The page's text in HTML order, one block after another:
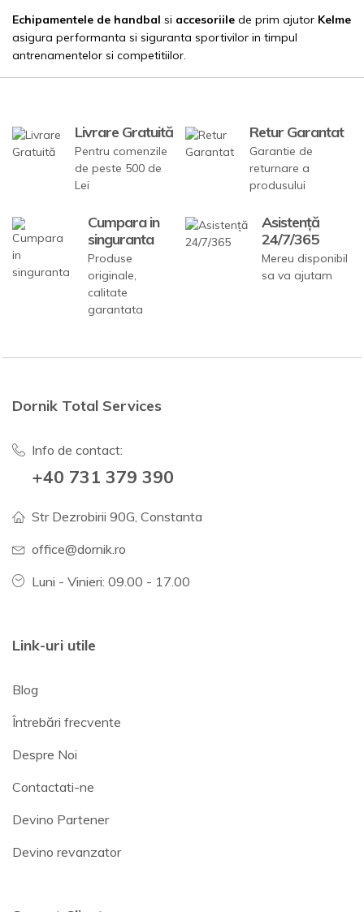
Echipamentele de handbal si accesoriile de prim ajutor Kelme
asigura performanta si siguranta sportivilor in timpul
antrenamentelor si competitiilor.
Livrare Gratuită
Pentru comenzile
de peste 500 de
Lei
Retur Garantat
Garantie de
returnare a
produsului
Cumpara in
singuranta
Produse
originale,
calitate
garantata
Asistență
24/7/365
Mereu disponibil
sa va ajutam
Dornik Total Services
Info de contact:
+40 731 379 390
Str Dezrobirii 90G, Constanta
office@dornik.ro
Luni - Vinieri: 09.00 - 17.00
Link-uri utile
Blog
Întrebări frecvente
Despre Noi
Contactati-ne
Devino Partener
Devino revanzator